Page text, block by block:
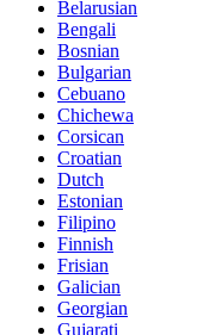
Belarusian
Bengali
Bosnian
Bulgarian
Cebuano
Chichewa
Corsican
Croatian
Dutch
Estonian
Filipino
Finnish
Frisian
Galician
Georgian
Gujarati